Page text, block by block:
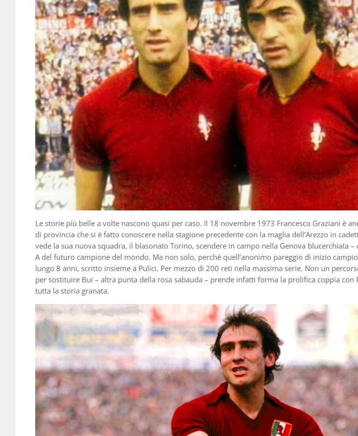
Le storie più belle a volte nascono quasi per caso. Il 18 novembre 1973 Francesco Graziani è
di provincia che si è fatto conoscere nella stagione precedente con la maglia dell’Arezzo in
vede la sua nuova squadra, il blasonato Torino, scendere in campo nella Genova blucerchiata –
A del futuro campione del mondo. Ma non solo, perché quell’anonimo pareggio di inizio
lungo 8 anni, scritto insieme a Pulici. Per mezzo di 200 reti nella massima serie. Non un
per sostituire Bui – altra punta della rosa sabauda – prende infatti forma la prolifica coppia
tutta la storia granata.